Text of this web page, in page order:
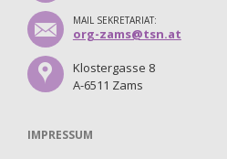
MAIL SEKRETARIAT:
org-zams@tsn.at
Klostergasse 8
A-6511 Zams
IMPRESSUM